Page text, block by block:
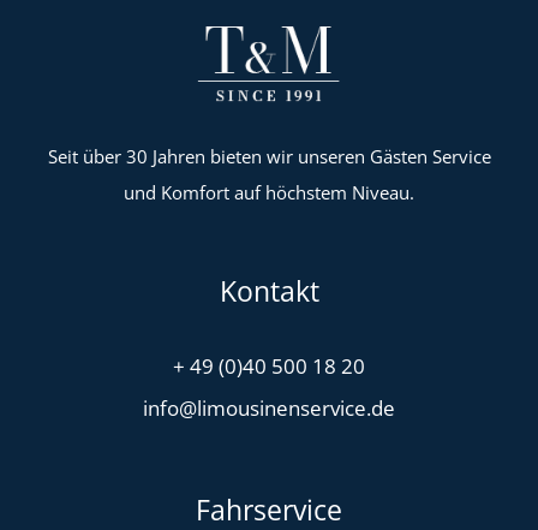
Seit über 30 Jahren bieten wir unseren Gästen Service
und Komfort auf höchstem Niveau.
Kontakt
+ 49 (0)40 500 18 20
info@limousinenservice.de
Fahrservice